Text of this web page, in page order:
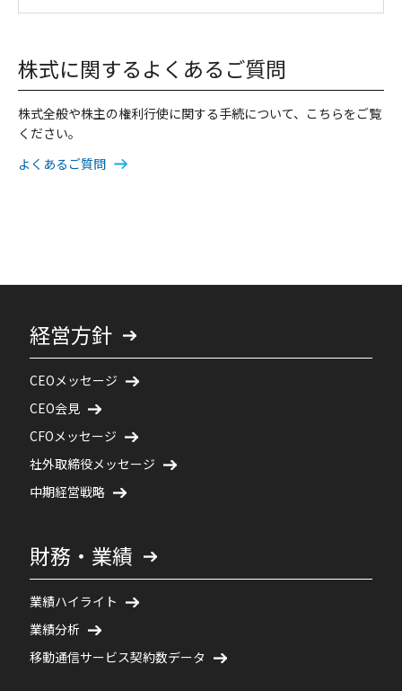
株式に関するよくあるご質問
株式全般や株主の権利行使に関する手続について、こちらをご覧
ください。
よくあるご質問
経営方針
CEOメッセージ
CEO会見
CFOメッセージ
社外取締役メッセージ
中期経営戦略
財務・業績
業績ハイライト
業績分析
移動通信サービス契約数データ